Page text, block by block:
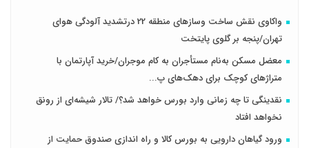
واکاوی نقش ساخت وسازهای منطقه 22 درتشدید آلودگی هوای
تهران/پنجه بر گلوی پایتخت
معضل مسکن به‌نام مستأجران به کام موجران/خرید آپارتمان با
متراژهای کوچک برای دهک‌های پ...
نقدینگی تا چه زمانی وارد بورس خواهد شد؟/ تالار شیشه‌ای از رونق
نخواهد افتاد
ورود گیاهان دارویی به بورس کالا و راه اندازی صندوق حمایت از